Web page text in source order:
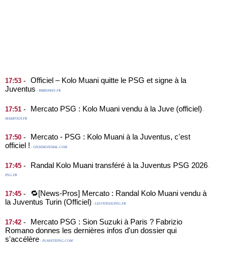
17:53 -
Officiel – Kolo Muani quitte le PSG et signe à la
Juventus - PARISFANS.FR
17:51 - Mercato PSG : Kolo Muani vendu à la Juve (officiel) -
MAXIFOOT.FR
17:50 -
Mercato - PSG : Kolo Muani à la Juventus, c'est
officiel ! - ONZEMONDIAL.COM
17:45 - Randal Kolo Muani transféré à la Juventus PSG 2026 -
PSG.FR
17:45 -
🔁[News-Pros] Mercato : Randal Kolo Muani vendu à
la Juventus Turin (Officiel) - LESTITISDUPSG.FR
17:42 -
Mercato PSG : Sion Suzuki à Paris ? Fabrizio
Romano donnes les dernières infos d'un dossier qui
s'accélère - PLANETEPSG.COM